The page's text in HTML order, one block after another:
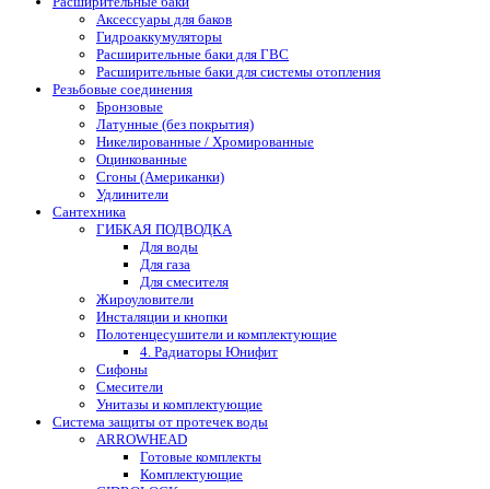
Аксессуары для баков
Гидроаккумуляторы
Расширительные баки для ГВС
Расширительные баки для системы отопления
Резьбовые соединения
Бронзовые
Латунные (без покрытия)
Никелированные / Хромированные
Оцинкованные
Сгоны (Американки)
Удлинители
Сантехника
ГИБКАЯ ПОДВОДКА
Для воды
Для газа
Для смесителя
Жироуловители
Инсталяции и кнопки
Полотенцесушители и комплектующие
4. Радиаторы Юнифит
Сифоны
Смесители
Унитазы и комплектующие
Система защиты от протечек воды
ARROWHEAD
Готовые комплекты
Комплектующие